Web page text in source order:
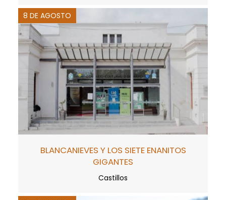
8 DE AGOSTO
BLANCANIEVES Y LOS SIETE ENANITOS
GIGANTES
Castillos